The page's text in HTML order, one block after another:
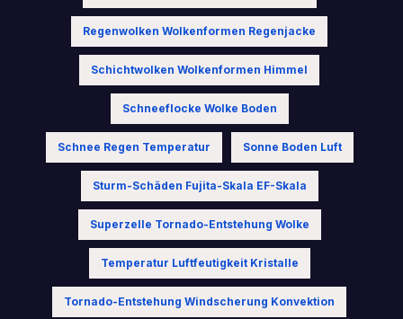
Regenwolken Wolkenformen Regenjacke
Schichtwolken Wolkenformen Himmel
Schneeflocke Wolke Boden
Schnee Regen Temperatur Sonne Boden Luft
Sturm-Schäden Fujita-Skala EF-Skala
Superzelle Tornado-Entstehung Wolke
Temperatur Luftfeutigkeit Kristalle
Tornado-Entstehung Windscherung Konvektion